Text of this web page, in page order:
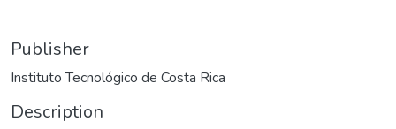
Publisher
Instituto Tecnológico de Costa Rica
Description